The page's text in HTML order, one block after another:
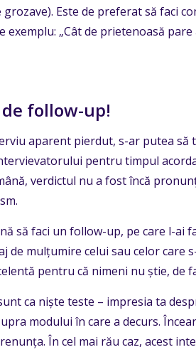
Este de preferat să faci
exemplu: „Cât de prietenoasă
follow-up!
aparent pierdut, s-ar putea să
pentru timpul
verdictul nu a fost încă
să faci un follow-up, pe care l-ai
de mulțumire celui sau celor care
pentru că nimeni nu știe, de
ca niște teste – impresia ta
modului în care a decurs.
În cel mai rău caz, acest